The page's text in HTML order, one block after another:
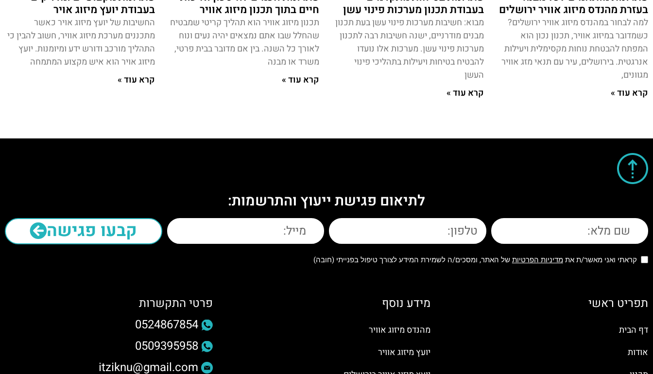
בעזרת מהנדס מיזוג אוויר ירושלים
למה לבחור במהנדס מיזוג אוויר ירושלים?
כשמדובר במיזוג אוויר, תכנון נכון הוא
המפתח להבטחת נוחות מקסימלית ויעילות
אנרגטית. בירושלים, עיר עם תנאי מזג אוויר
מגוונים,
קרא עוד »
בעבודת תכנון מערכות פינוי עשן
מבוא: חשיבות מערכות פינוי עשן בעת תכנון
מבנים מודרניים, ישנה חשיבות רבה לתכנון
מערכות פינוי עשן. מערכות אלו נועדו
להבטיח בטיחות ויעילות בתהליכי פינוי
העשן
קרא עוד »
חיים בתוך תכנון מיזוג אוויר
תכנון מיזוג אוויר הוא תהליך קריטי שמבטיח
שהחלל שבו אתם נמצאים יהיה נעים ונוח
לאורך כל השנה. בין אם מדובר בבית פרטי,
משרד או מבנה
קרא עוד »
בעבודת יועץ מיזוג אויר
החשיבות של יועץ מיזוג אויר כאשר
מתכננים מערכת מיזוג אוויר, חשוב להבין כי
התהליך מורכב ודורש ידע ומיומנות. יועץ
מיזוג אויר הוא איש מקצוע המתמחה
קרא עוד »
לתיאום פגישת ייעוץ והתרשמות:
קראתי ואני מאשר/ת אתמדיניות הפרטיות של האתר, ומסכים/ה לשמירת המידע לצורך טיפול בפנייתי (חובה)
קבעו פגישה
תפריט ראשי
דף הבית
אודות
מידע נוסף
מהנדס מיזוג אוויר
יועץ מיזוג אוויר
פרטי התקשרות
0524867854
0509395958
itziknu@gmail.com